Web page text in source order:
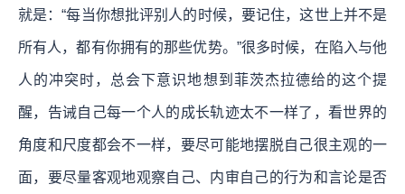
就是：“每当你想批评别人的时候，要记住，这世上并不是
所有人，都有你拥有的那些优势。”很多时候，在陷入与他
人的冲突时，总会下意识地想到菲茨杰拉德给的这个提
醒，告诫自己每一个人的成长轨迹太不一样了，看世界的
角度和尺度都会不一样，要尽可能地摆脱自己很主观的一
面，要尽量客观地观察自己、内审自己的行为和言论是否